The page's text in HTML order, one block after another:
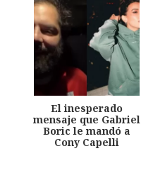
El inesperado
mensaje que Gabriel
Boric le mandó a
Cony Capelli